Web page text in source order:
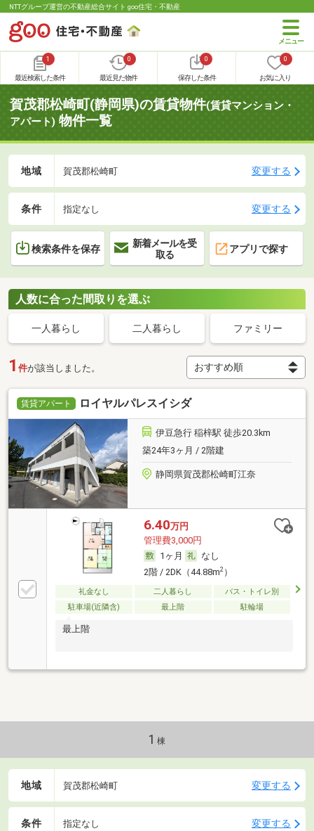
NTTグループ運営の不動産総合サイト goo住宅・不動産
1
最近検索した条件
0
最近見た物件
0
保存した条件
0
お気に入り
賀茂郡松崎町(静岡県)の賃貸物件(賃貸マンション・
アパート) 物件一覧
地域 賀茂郡松崎町 変更する
条件 指定なし 変更する
検索条件を保存
新着メールを受
取る
アプリで探す
人数に合った間取りを選ぶ
一人暮らし 二人暮らし ファミリー
1 件が該当しました。
賃貸アパート ロイヤルパレスイシダ
伊豆急行 稲梓駅 徒歩20.3km
築24年3ヶ月 / 2階建
静岡県賀茂郡松崎町江奈
6.40万円
管理費3,000円
1ヶ月
なし
2階 / 2DK（44.88m2）
礼金なし 二人暮らし
バス・トイレ別
駐車場(近隣含)
最上階 駐輪場
最上階
1 棟
地域 賀茂郡松崎町 変更する
条件 指定なし 変更する